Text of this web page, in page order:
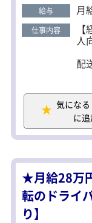
給与 月
仕事内容
人
配
【
下
◆
１
中
票
当
◆
２
気になる
に追
★月給28万
転のドライ
り】